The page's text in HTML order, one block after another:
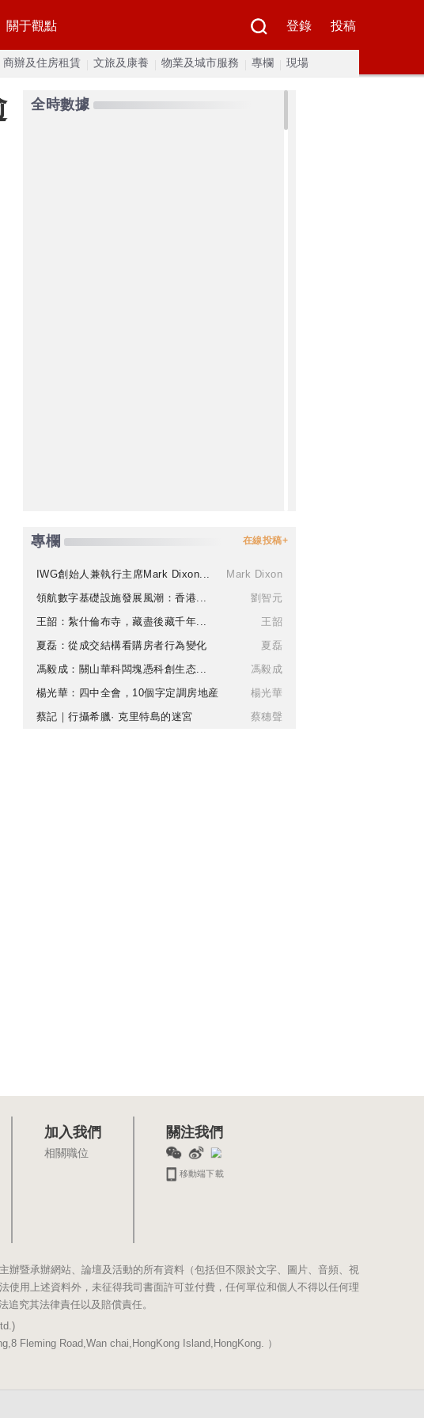
關于觀點 登錄 投稿
商辦及住房租賃 文旅及康養 物業及城市服務 專欄 現場
全時數據
專欄 在線投稿+
IWG創始人兼執行主席Mark Dixon...
Mark Dixon
領航數字基礎設施發展風潮：香港...
劉智元
王韶：紮什倫布寺，藏盡後藏千年...
王韶
夏磊：從成交結構看購房者行為變化
夏磊
馮毅成：關山華科闆塊憑科創生态...
馮毅成
楊光華：四中全會，10個字定調房地産
楊光華
蔡記｜行攝希臘· 克里特島的迷宮
蔡穗聲
加入我們
相關職位
關注我們
移動端下載
暨承辦網站、論壇及活動的所有資料（包括但不限於文字、圖片、音頻、視
用上述資料外，未征得我司書面許可並付費，任何單位和個人不得以任何理
究其法律責任以及賠償責任。
Fleming Road,Wan chai,HongKong Island,HongKong. ）